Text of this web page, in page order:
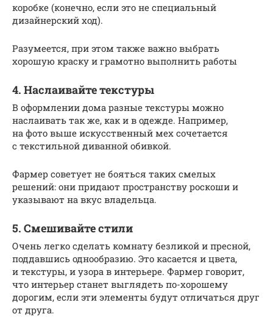
коробке (конечно, если это не специальный
дизайнерский ход).
Разумеется, при этом также важно выбрать
хорошую краску и грамотно выполнить работы
4. Наслаивайте текстуры
В оформлении дома разные текстуры можно
наслаивать так же, как и в одежде. Например,
на фото выше искусственный мех сочетается
с текстильной диванной обивкой.
Фармер советует не бояться таких смелых
решений: они придают пространству роскоши и
указывают на вкус владельца.
5. Смешивайте стили
Очень легко сделать комнату безликой и пресной,
поддавшись однообразию. Это касается и цвета,
и текстуры, и узора в интерьере. Фармер говорит,
что интерьер станет выглядеть по-хорошему
дорогим, если эти элементы будут отличаться друг
от друга.